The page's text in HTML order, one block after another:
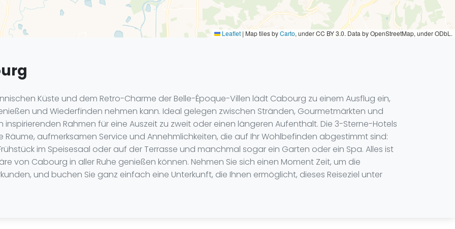
Leaflet | Map tiles byCarto, under CC BY 3.0. Data by OpenStreetMap, under ODbL.
Küste und dem Retro-Charme der Belle-Époque-Villen lädt Cabourg zu einem Ausflug ein,
und Wiederfinden nehmen kann. Ideal gelegen zwischen Stränden, Gourmetmärkten und
Rahmen für eine Auszeit zu zweit oder einen längeren Aufenthalt. Die 3-Sterne-Hotels
aufmerksamen Service und Annehmlichkeiten, die auf Ihr Wohlbefinden abgestimmt sind:
im Speisesaal oder auf der Terrasse und manchmal sogar ein Garten oder ein Spa. Alles ist
von Cabourg in aller Ruhe genießen können. Nehmen Sie sich einen Moment Zeit, um die
und buchen Sie ganz einfach eine Unterkunft, die Ihnen ermöglicht, dieses Reiseziel unter